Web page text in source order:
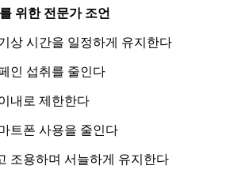
위한 전문가 조언
상 시간을 일정하게 유지한다
인 섭취를 줄인다
내로 제한한다
트폰 사용을 줄인다
조용하며 서늘하게 유지한다